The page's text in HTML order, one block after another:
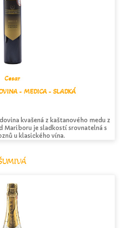
Cesar
- MEDICA - SLADKÁ
kvašená z kaštanového medu z
Mariboru je sladkostí srovnatelná s
u klasického vína.